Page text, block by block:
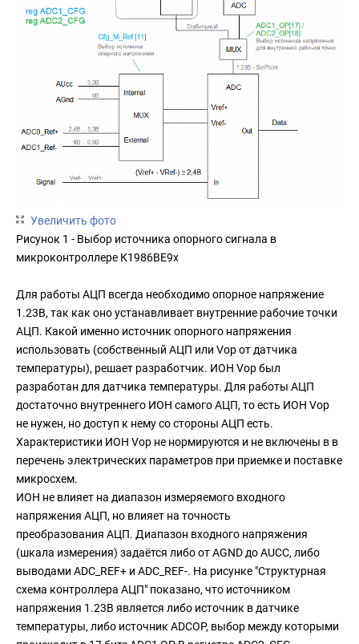
Увеличить фото
Рисунок 1 - Выбор источника опорного сигнала в
микроконтроллере К1986ВЕ9х
Для работы АЦП всегда необходимо опорное напряжение
1.23В, так как оно устанавливает внутренние рабочие точки
АЦП. Какой именно источник опорного напряжения
использовать (собственный АЦП или Vop от датчика
температуры), решает разработчик. ИОН Vop был
разработан для датчика температуры. Для работы АЦП
достаточно внутреннего ИОН самого АЦП, то есть ИОН Vop
не нужен, но доступ к нему со стороны АЦП есть.
Характеристики ИОН Vop не нормируются и не включены в в
перечень электрических параметров при приемке и поставке
микросхем.
ИОН не влияет на диапазон измеряемого входного
напряжения АЦП, но влияет на точность
преобразования АЦП. Диапазон входного напряжения
(шкала измерения) задаётся либо от AGND до AUCC, либо
выводами ADC_REF+ и ADC_REF-. На рисунке "Структурная
схема контроллера АЦП" показано, что источником
напряжения 1.23В является либо источник в датчике
температуры, либо источник ADCOP, выбор между которыми